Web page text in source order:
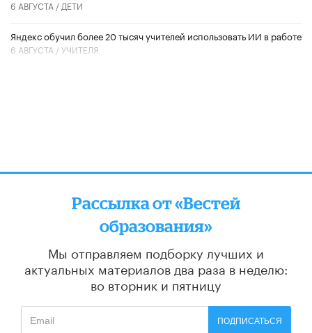
6 АВГУСТА / ДЕТИ
​Яндекс обучил более 20 тысяч учителей использовать ИИ в работе
6 АВГУСТА /УЧИТЕЛЯ
Рассылка от «Вестей
образования»
Мы отправляем подборку лучших и
актуальных материалов два раза в неделю:
во вторник и пятницу
ПОДПИСАТЬСЯ